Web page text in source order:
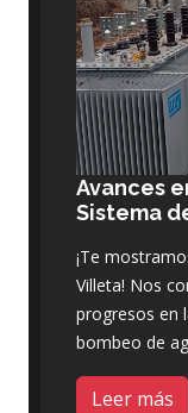
Avances
Sistema
¡Te
Villeta! Nos
progresos en
bombeo de
Leer más